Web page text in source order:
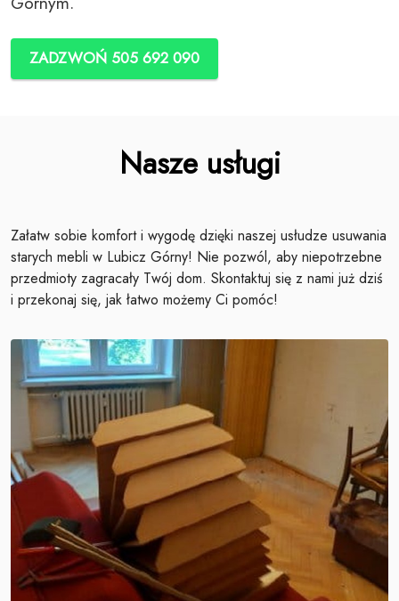
ZADZWOŃ 505 692 090
Nasze usługi
Załatw sobie komfort i wygodę dzięki naszej usłudze usuwania
starych mebli w Lubicz Górny! Nie pozwól, aby niepotrzebne
przedmioty zagracały Twój dom. Skontaktuj się z nami już dziś
i przekonaj się, jak łatwo możemy Ci pomóc!